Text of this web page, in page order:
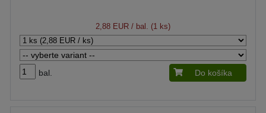
2,88 EUR / bal. (1 ks)
bal. Do košíka